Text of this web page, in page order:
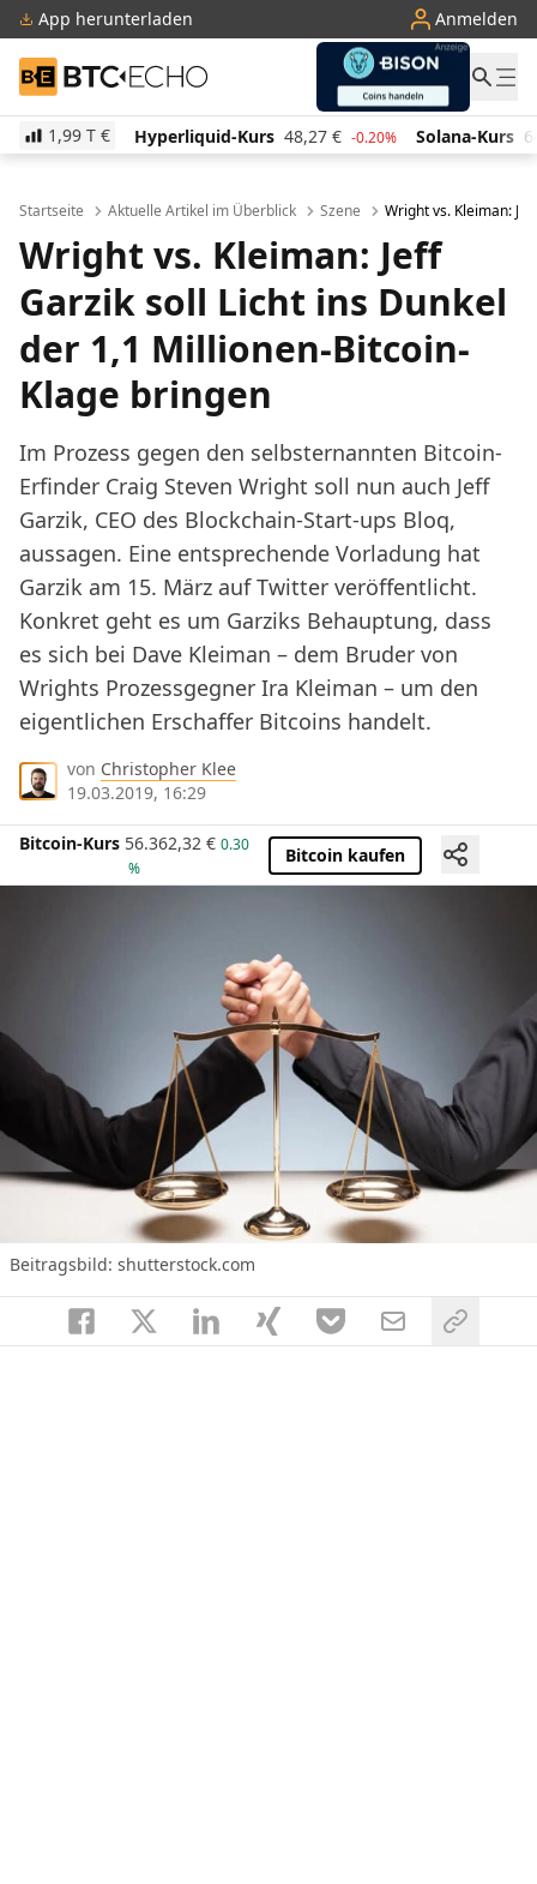
App herunterladen Anmelden
BTC-ECHO
1,99 T €
Kurs 48,27 € -0.20% Solana-Kurs 64,18 0.60% TRON-
Startseite Aktuelle Artikel im Überblick Szene Wright vs. Kleiman:
Wright vs. Kleiman: Jeff
Garzik soll Licht ins Dunkel
der 1,1 Millionen-Bitcoin-
Klage bringen
Im Prozess gegen den selbsternannten Bitcoin-
Erfinder Craig Steven Wright soll nun auch Jeff
Garzik, CEO des Blockchain-Start-ups Bloq,
aussagen. Eine entsprechende Vorladung hat
Garzik am 15. März auf Twitter veröffentlicht.
Konkret geht es um Garziks Behauptung, dass
es sich bei Dave Kleiman – dem Bruder von
Wrights Prozessgegner Ira Kleiman – um den
eigentlichen Erschaffer Bitcoins handelt.
von Christopher Klee
19.03.2019, 16:29
Bitcoin-Kurs 56.362,32 € 0.30
%
Bitcoin kaufen
Beitragsbild: shutterstock.com